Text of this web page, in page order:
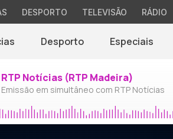
DESPORTO TELEVISÃO RÁDIO
Desporto Especiais
RTP Notícias (RTP Madeira)
Emissão em simultâneo com RTP Notícias